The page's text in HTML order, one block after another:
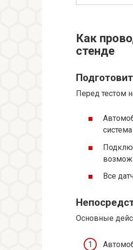
Как
стенде
Перед тестом
Все
Основные